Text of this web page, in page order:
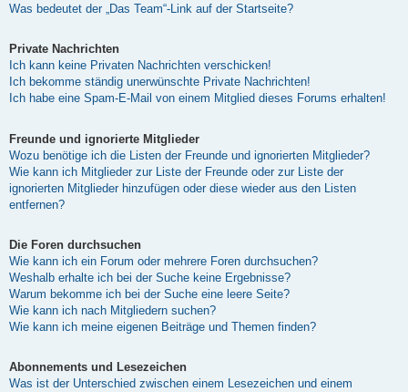
Was bedeutet der „Das Team“-Link auf der Startseite?
Private Nachrichten
Ich kann keine Privaten Nachrichten verschicken!
Ich bekomme ständig unerwünschte Private Nachrichten!
Ich habe eine Spam-E-Mail von einem Mitglied dieses Forums erhalten!
Freunde und ignorierte Mitglieder
Wozu benötige ich die Listen der Freunde und ignorierten Mitglieder?
Wie kann ich Mitglieder zur Liste der Freunde oder zur Liste der
ignorierten Mitglieder hinzufügen oder diese wieder aus den Listen
entfernen?
Die Foren durchsuchen
Wie kann ich ein Forum oder mehrere Foren durchsuchen?
Weshalb erhalte ich bei der Suche keine Ergebnisse?
Warum bekomme ich bei der Suche eine leere Seite?
Wie kann ich nach Mitgliedern suchen?
Wie kann ich meine eigenen Beiträge und Themen finden?
Abonnements und Lesezeichen
Was ist der Unterschied zwischen einem Lesezeichen und einem